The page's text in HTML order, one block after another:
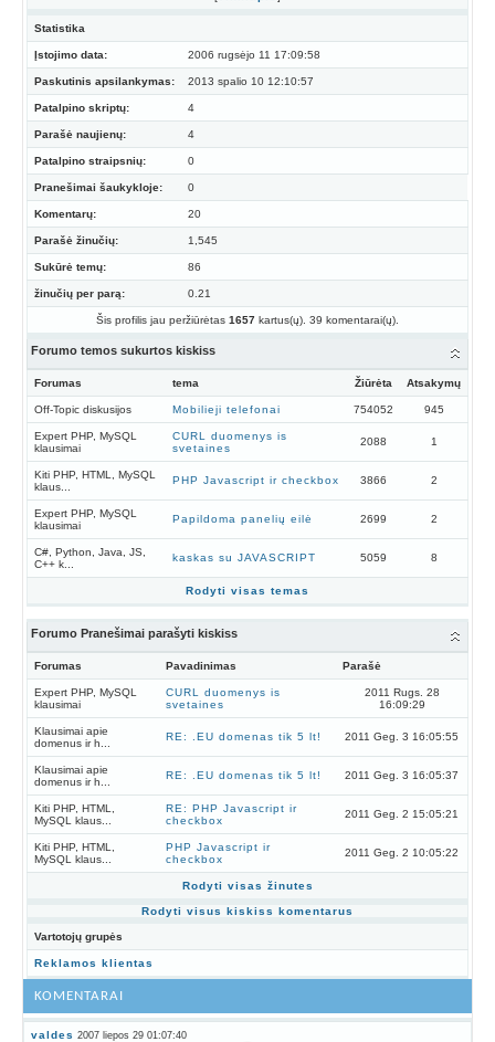
Statistika
Įstojimo data: 2006 rugsėjo 11 17:09:58
Paskutinis apsilankymas: 2013 spalio 10 12:10:57
Patalpino skriptų: 4
Parašė naujienų: 4
Patalpino straipsnių: 0
Pranešimai šaukykloje: 0
Komentarų: 20
Parašė žinučių: 1,545
Sukūrė temų: 86
žinučių per parą: 0.21
Šis profilis jau peržiūrėtas 1657 kartus(ų). 39 komentarai(ų).
Forumo temos sukurtos kiskiss
Forumas tema Žiūrėta Atsakymų
Off-Topic diskusijos Mobilieji telefonai 754052 945
Expert PHP, MySQL
klausimai
CURL duomenys is
svetaines
2088 1
Kiti PHP, HTML, MySQL
klaus...
PHP Javascript ir checkbox 3866 2
Expert PHP, MySQL
klausimai
Papildoma panelių eilė 2699 2
C#, Python, Java, JS,
C++ k...
kaskas su JAVASCRIPT 5059 8
Rodyti visas temas
Forumo Pranešimai parašyti kiskiss
Forumas Pavadinimas Parašė
Expert PHP, MySQL
klausimai
CURL duomenys is
svetaines
2011 Rugs. 28
16:09:29
Klausimai apie
domenus ir h...
RE: .EU domenas tik 5 lt! 2011 Geg. 3 16:05:55
Klausimai apie
domenus ir h...
RE: .EU domenas tik 5 lt! 2011 Geg. 3 16:05:37
Kiti PHP, HTML,
MySQL klaus...
RE: PHP Javascript ir
checkbox
2011 Geg. 2 15:05:21
Kiti PHP, HTML,
MySQL klaus...
PHP Javascript ir
checkbox
2011 Geg. 2 10:05:22
Rodyti visas žinutes
Rodyti visus kiskiss komentarus
Vartotojų grupės
Reklamos klientas
KOMENTARAI
valdes 2007 liepos 29 01:07:40